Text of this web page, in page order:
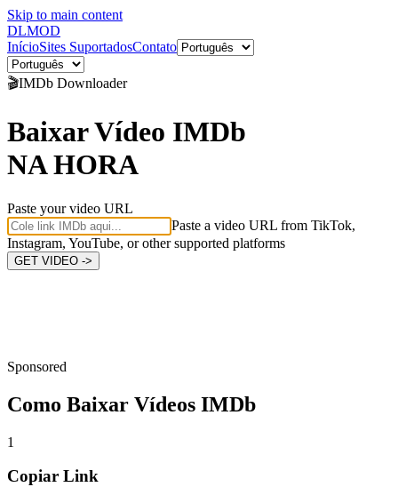
Skip to main content
DLMOD
InícioSites SuportadosContato
🎬IMDb Downloader
Baixar Vídeo IMDb
NA HORA
Paste your video URL
Paste a video URL from TikTok,
Instagram, YouTube, or other supported platforms
GET VIDEO ->
Sponsored
Como Baixar Vídeos IMDb
1
Copiar Link